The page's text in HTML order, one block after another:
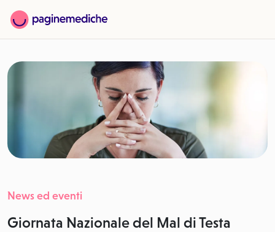
News ed eventi
Giornata Nazionale del Mal di Testa